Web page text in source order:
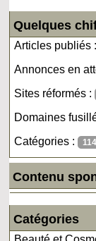
Quelques
Articles publiés
Annonces en
Sites réformés :
Domaines
Catégories : 114
Contenu
Catégories